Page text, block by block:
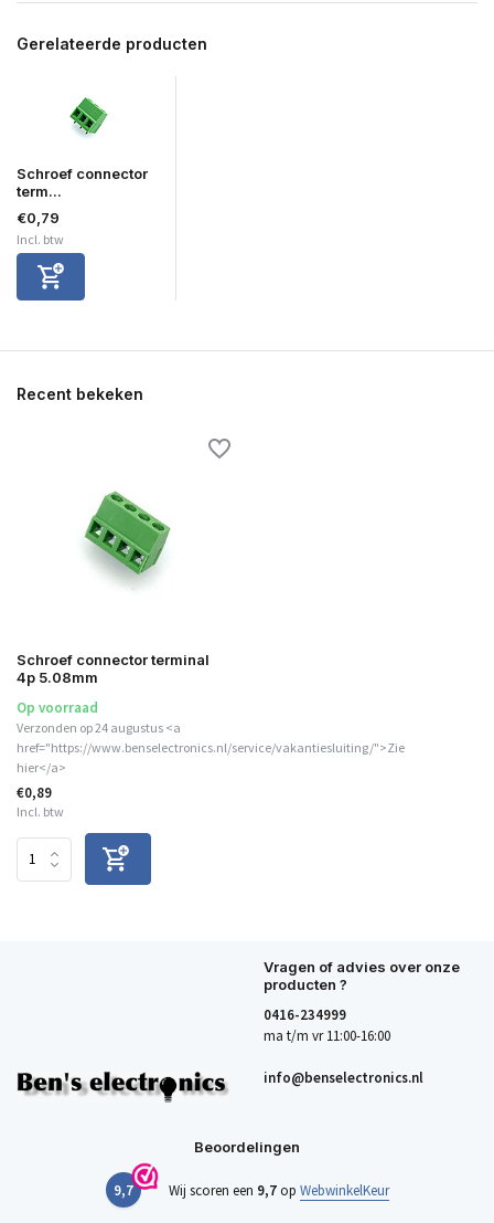
Gerelateerde producten
Schroef connector
term...
€0,79
Incl. btw
Recent bekeken
Schroef connector terminal
4p 5.08mm
Op voorraad
Verzonden op 24 augustus <a
href="https://www.benselectronics.nl/service/vakantiesluiting/">Zie
hier</a>
€0,89
Incl. btw
Vragen of advies over onze
producten ?
0416-234999
ma t/m vr 11:00-16:00
info@benselectronics.nl
Beoordelingen
9,7 Wij scoren een 9,7op WebwinkelKeur